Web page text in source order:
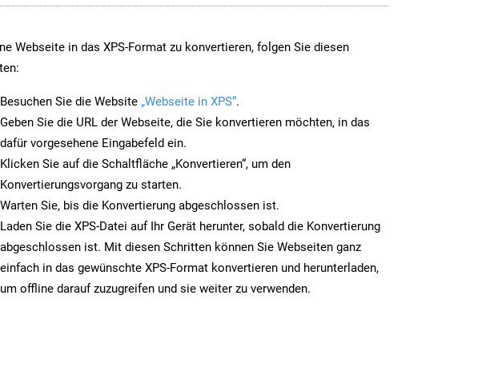
Webseite in das XPS-Format zu konvertieren, folgen Sie diesen
Besuchen Sie die Website „Webseite in XPS“.
Geben Sie die URL der Webseite, die Sie konvertieren möchten, in das
dafür vorgesehene Eingabefeld ein.
Klicken Sie auf die Schaltfläche „Konvertieren“, um den
Konvertierungsvorgang zu starten.
Warten Sie, bis die Konvertierung abgeschlossen ist.
Laden Sie die XPS-Datei auf Ihr Gerät herunter, sobald die Konvertierung
abgeschlossen ist. Mit diesen Schritten können Sie Webseiten ganz
einfach in das gewünschte XPS-Format konvertieren und herunterladen,
um offline darauf zuzugreifen und sie weiter zu verwenden.